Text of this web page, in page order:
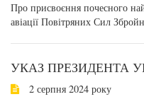
Про присвоєння почесного
авіації Повітряних Сил
УКАЗ ПРЕЗИДЕНТА
2 серпня 2024 року